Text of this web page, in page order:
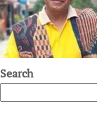
Search